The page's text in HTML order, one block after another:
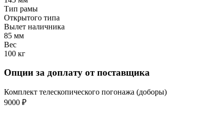
Тип рамы
Открытого типа
Вылет наличника
85 мм
Вес
100 кг
Опции за доплату от поставщика
Комплект телескопического погонажа (доборы)
9000 ₽